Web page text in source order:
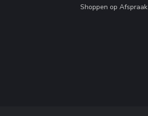
Shoppen op Afspraak